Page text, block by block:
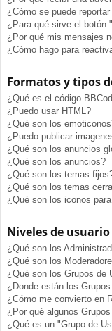
¿Cómo se puede
¿Para qué sirve el botón
¿Por qué mis mensajes
¿Cómo hago para
Formatos y tipos
¿Qué es el código
¿Puedo usar HTML?
¿Qué son los
¿Puedo publicar
¿Qué son los anuncios
¿Qué son los anuncios?
¿Qué son los temas
¿Qué son los temas
¿Qué son los iconos
Niveles de
¿Qué son los
¿Qué son los
¿Qué son los Grupos de
¿Donde están los
¿Cómo me convierto en
¿Por qué algunos
¿Qué es un "Grupo de